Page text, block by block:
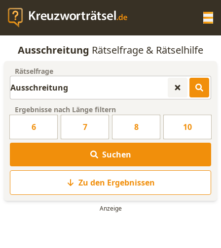
KREUZWORTRÄTSEL-HILFE
WORTLISTE
Ausschreitung Rätselfrage & Rätselhilfe
Rätselfrage
Ergebnisse nach Länge filtern
6 7 8 10
Suchen
Zu den Ergebnissen